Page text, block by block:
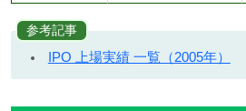
参考記事
IPO 上場実績 一覧（2005年）